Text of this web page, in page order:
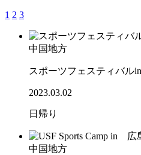
1 2 3
中国地方
スポーツフェスティバル
2023.03.02
日帰り
中国地方